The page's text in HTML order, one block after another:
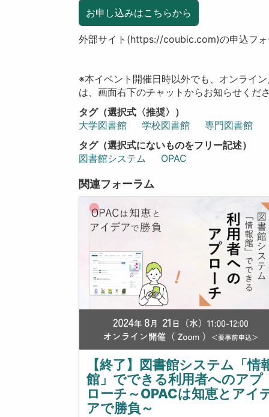
お申し込みはこちらから
外部サイト(https://coubic.com)の申込フォ
※本イベント開催日時以外でも、オンライ
は、画面右下のチャットからお知らせくだ
タグ（選択式〈推奨〉）
大学図書館
学校図書館
専門図書館
タグ（選択式にないものをフリー記述）
図書館システム
OPAC
関連フォーラム
【終了】図書館システム「情
館」でできる利用者へのアプ
ローチ～OPACは知恵とアイ
アで勝負～